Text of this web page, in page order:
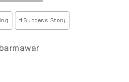
#Success Story